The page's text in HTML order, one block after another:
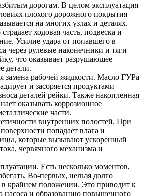
дорогам. В целом эксплуатация
плохого дорожного покрытия
на многих узлах и деталях.
ходовая часть, подвеска и
Усилие удара от попавшего в
через рулевые наконечники и тяги
что оказывает разрушающее
детали.
замена рабочей жидкости. Масло ГУРа
и засоряется продуктами
деталей рейки. Также накопленная
оказывать коррозионное
части.
внутренних полостей. При
попадает влага и
которые вызывают ускоренный
червячного механизма и
Есть несколько моментов,
Во-первых, нельзя долго
в крайнем положении. Это приводит к
насоса и образованию повышенного